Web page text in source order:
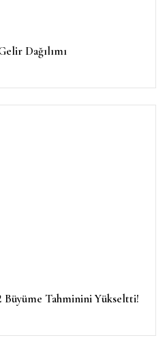
Dağılımı
Tahminini Yükseltti!